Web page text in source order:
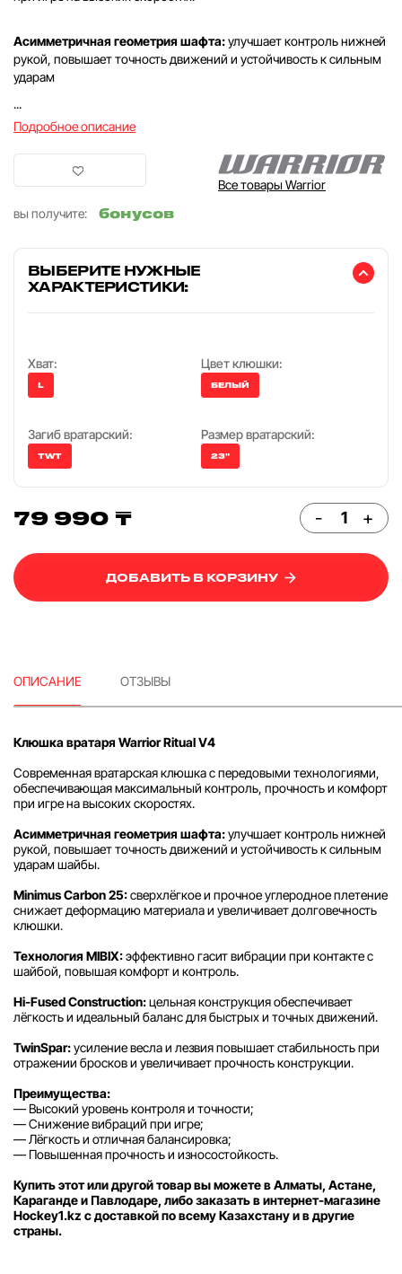
Асимметричная геометрия шафта:улучшает контроль нижней
рукой, повышает точность движений и устойчивость к сильным
ударам
...
Подробное описание
Все товары Warrior
вы получите:
бонусов
ВЫБЕРИТЕ НУЖНЫЕ
ХАРАКТЕРИСТИКИ:
Хват:
L
Цвет клюшки:
БЕЛЫЙ
Загиб вратарский:
TWT
Размер вратарский:
23"
79 990 ₸ - +
ДОБАВИТЬ В КОРЗИНУ
ОПИСАНИЕ ОТЗЫВЫ
Клюшка вратаря Warrior Ritual V4
Современная вратарская клюшка с передовыми технологиями,
обеспечивающая максимальный контроль, прочность и комфорт
при игре на высоких скоростях.
Асимметричная геометрия шафта:улучшает контроль нижней
рукой, повышает точность движений и устойчивость к сильным
ударам шайбы.
Minimus Carbon 25:сверхлёгкое и прочное углеродное плетение
снижает деформацию материала и увеличивает долговечность
клюшки.
Технология MIBIX:эффективно гасит вибрации при контакте с
шайбой, повышая комфорт и контроль.
Hi-Fused Construction:цельная конструкция обеспечивает
лёгкость и идеальный баланс для быстрых и точных движений.
TwinSpar:усиление весла и лезвия повышает стабильность при
отражении бросков и увеличивает прочность конструкции.
Преимущества:
— Высокий уровень контроля и точности;
— Снижение вибраций при игре;
— Лёгкость и отличная балансировка;
— Повышенная прочность и износостойкость.
Купить этот или другой товар вы можете в Алматы, Астане,
Караганде и Павлодаре, либо заказать в интернет-магазине
Hockey1.kz с доставкой по всему Казахстану и в другие
страны.